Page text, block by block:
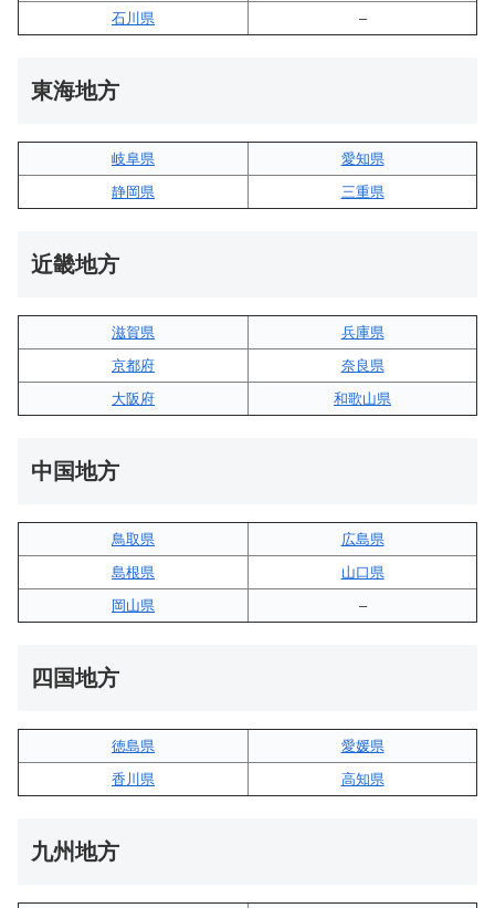
石川県
–
東海地方
岐阜県
愛知県
静岡県
三重県
近畿地方
滋賀県
兵庫県
京都府
奈良県
大阪府
和歌山県
中国地方
鳥取県
広島県
島根県
山口県
岡山県
–
四国地方
徳島県
愛媛県
香川県
高知県
九州地方